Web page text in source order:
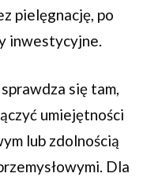
pielęgnację, po
inwestycyjne.
się tam,
umiejętności
lub zdolnością
Dla